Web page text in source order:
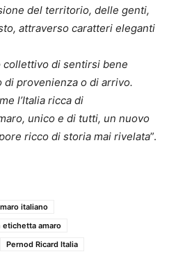
del territorio, delle genti,
attraverso caratteri eleganti
di sentirsi bene
provenienza o di arrivo.
l’Italia ricca di
unico e di tutti, un nuovo
ricco di storia mai rivelata”.
italiano
etichetta amaro
Pernod Ricard Italia